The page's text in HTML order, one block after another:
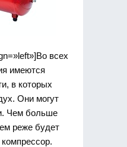
всех
имеются
в которых
Они могут
Чем больше
реже будет